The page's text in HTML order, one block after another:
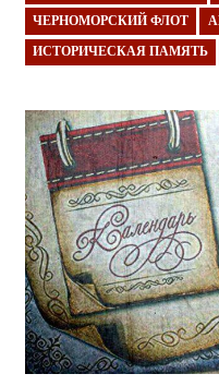
ЧЕРНОМОРСКИЙ ФЛОТ
ИСТОРИЧЕСКАЯ ПАМЯТЬ